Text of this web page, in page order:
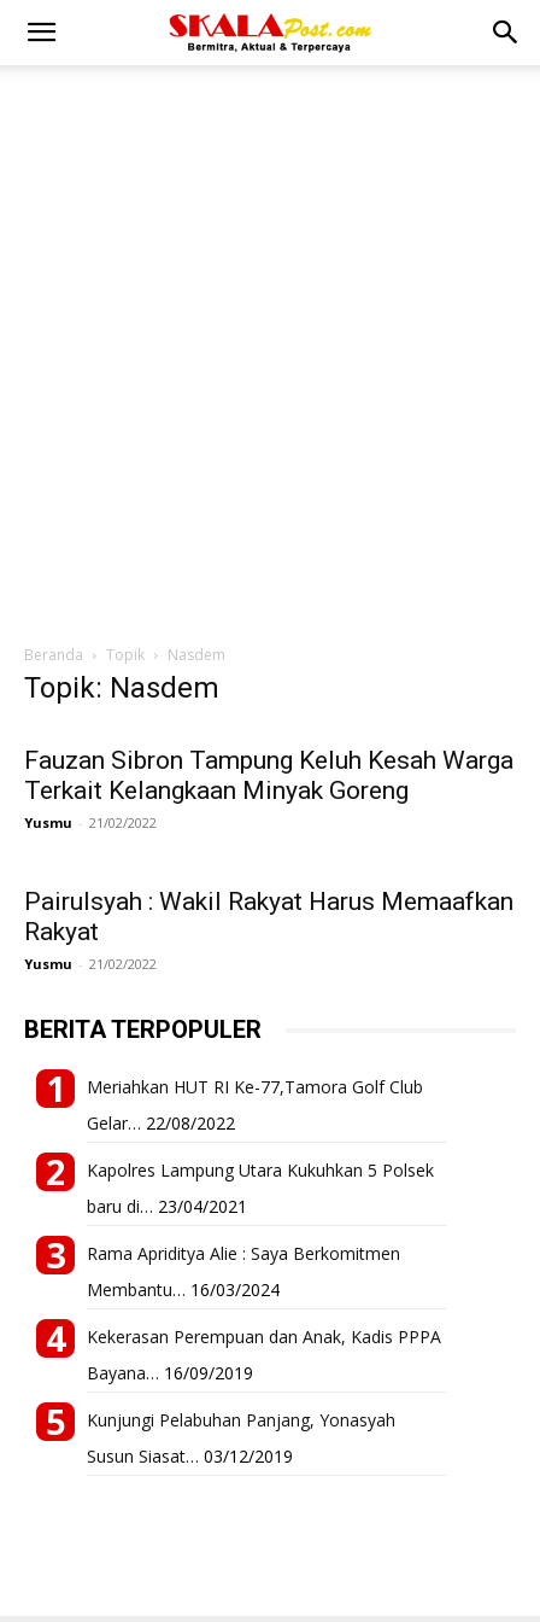
Beranda Topik Nasdem
Topik: Nasdem
Fauzan Sibron Tampung Keluh Kesah Warga
Terkait Kelangkaan Minyak Goreng
Yusmu - 21/02/2022
Pairulsyah : Wakil Rakyat Harus Memaafkan
Rakyat
Yusmu - 21/02/2022
BERITA TERPOPULER
Meriahkan HUT RI Ke-77,Tamora Golf Club
Gelar… 22/08/2022
Kapolres Lampung Utara Kukuhkan 5 Polsek
baru di… 23/04/2021
Rama Apriditya Alie : Saya Berkomitmen
Membantu… 16/03/2024
Kekerasan Perempuan dan Anak, Kadis PPPA
Bayana… 16/09/2019
Kunjungi Pelabuhan Panjang, Yonasyah
Susun Siasat… 03/12/2019